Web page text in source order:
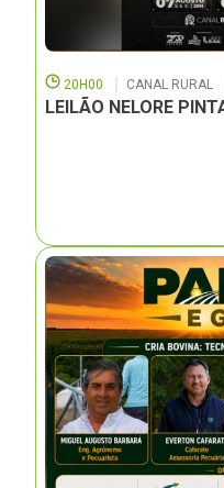
20H00 CANAL RURAL
LEILÃO NELORE